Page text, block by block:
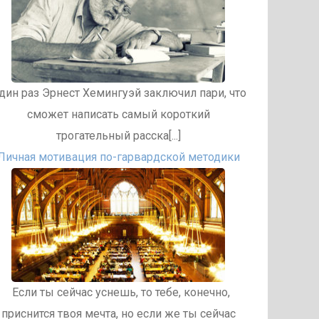
раз Эрнест Хемингуэй заключил пари, что
сможет написать самый короткий
трогательный расска[...]
мотивация по-гарвардской методики
Если ты сейчас уснешь, то тебе, конечно,
приснится твоя мечта, но если же ты сейчас